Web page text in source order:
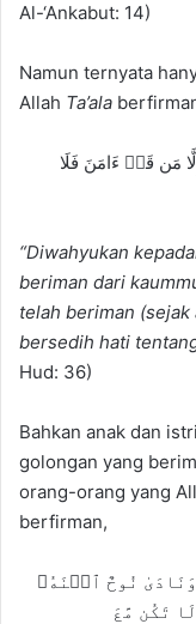
Al-‘Ankabut: 14)
Namun ternyata
Allah Ta’ala
مَن قَدۡ ءَامَنَ فَلَا
“Diwahyukan
beriman dari
telah beriman (sejak
bersedih hati
Hud: 36)
Bahkan anak dan
golongan yang
orang-orang yang
berfirman,
نُوحٌ ٱبۡنَهُۥ
تَكُن مَّعَ